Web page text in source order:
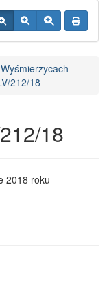
212/18
18
2018 roku